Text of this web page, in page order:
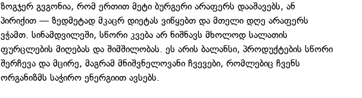
ზოგჯერ გვგონია, რომ ერთით მეტი ბურგერი არაფერს დააშავებს, ან
პირიქით — ზედმეტად მკაცრ დიეტას ვიწყებთ და მთელი დღე არაფერს
ვჭამთ. სინამდვილეში, სწორი კვება არ ნიშნავს მხოლოდ სალათის
ფურცლების მიღებას და შიმშილობას. ეს არის ბალანსი, პროდუქტების სწორი
შერჩევა და მცირე, მაგრამ მნიშვნელოვანი ჩვევები, რომლებიც ჩვენს
ორგანიზმს საჭირო ენერგიით ავსებს.